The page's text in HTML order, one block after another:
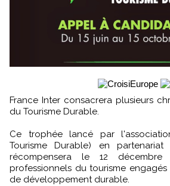
France Inter consacrera plusieurs chroniques aux Palmes
du Tourisme Durable.
Ce trophée lancé par
Tourisme Durable) en partenariat
récompensera le 12
professionnels du tourisme
de développement durable.